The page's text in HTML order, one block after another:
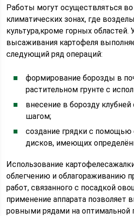
Работы могут осуществляться
климатических зонах, где
культура,кроме горных областей.
высаживания картофеля
следующий ряд операций:
формирование борозды в
растительном грунте с
внесение в борозду
шагом;
создание грядки с помощью
дисков, имеющих
Использование
облегчению и облагораживанию
работ, связанного с посадкой
применение аппарата позволяет
ровными рядами на оптимальной